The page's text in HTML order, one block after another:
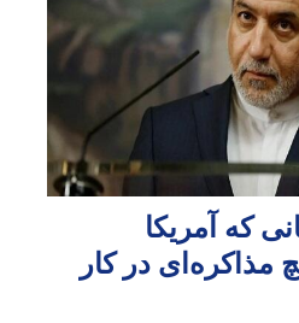
که آمریکا
مذاکره‌ای در کار